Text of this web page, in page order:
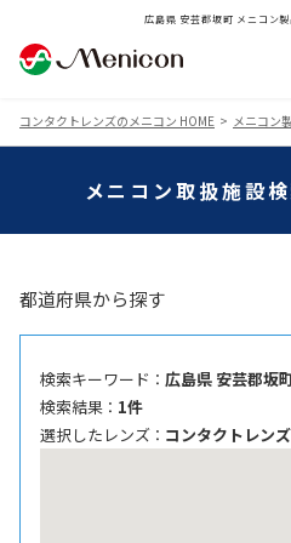
広島県 安芸郡坂町 メニコン
コンタクトレンズのメニコン HOME メニコン
メニコン取扱施設
都道府県から探す
検索キーワード ： 広島県 安芸郡坂
検索結果 ： 1件
選択したレンズ ： コンタクトレン